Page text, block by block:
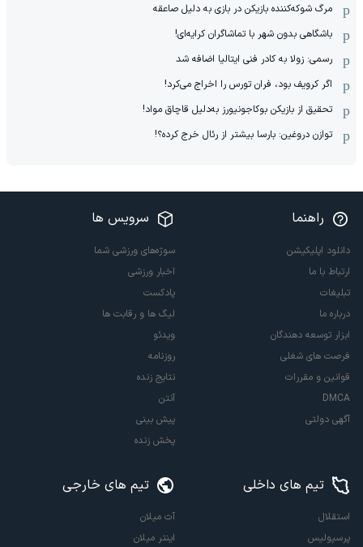
مرگ شوکه‌کننده بازیکن در بازی به دلیل صاعقه
باشگاهی بدون شهر با تماشاگران کرایه‌ای!
رسمی: زولا به کادر فنی ایتالیا اضافه شد
اگر کرویف بود، فران تورس را اخراج می‌کرد!
تحقیق از بازیکن بوکاجونیورز به‌دلیل قاچاق مواد!
توازن دروغین: بارسا بیشتر از رئال خرج کرده؟!
راهنما
دانلود اپلیکیشن
ارتباط با ما
تبلیغات
درباره ما
ابزار توسعه دهندگان
فرصت های شغلی
قوانین و مقررات
DMCA
آگهی دولتی
سرویس ها
سوژه‌های ورزشی شما
اخبار ورزشی
پادکست
لیگ ها و رقابت ها
ویدئو
روزنامه
نتایج زنده
آنتن
پیش بینی
پخش زنده
تیم های داخلی
استقلال
پرسپولیس
تیم های خارجی
آث میلان
اینتر میلان